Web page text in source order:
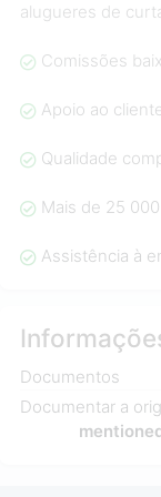
alugueres de
Comissões
Apoio ao
Qualidade
Mais de 25
Assistência à
Documentos
Documentar a